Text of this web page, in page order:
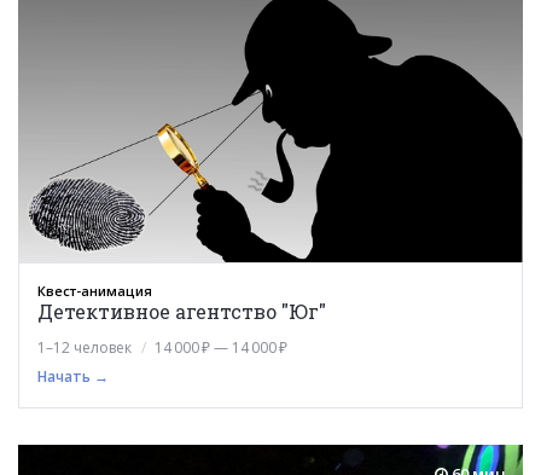
Квест-анимация
Детективное агентство "Юг"
1–12 человек
14 000 ₽ — 14 000 ₽
Начать →